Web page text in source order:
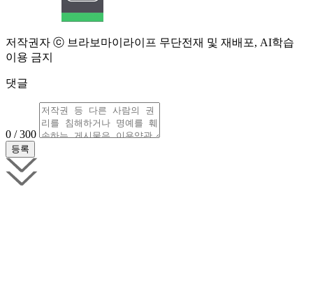
저작권자 ⓒ 브라보마이라이프 무단전재 및 재배포, AI학습
이용 금지
댓글
0 / 300